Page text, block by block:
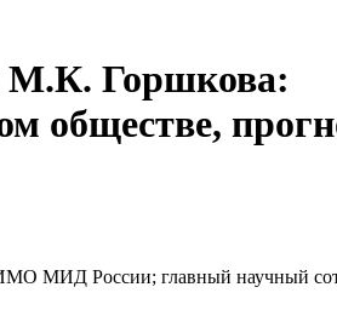
М.К. Горшкова:
обществе,
МИД России; главный научный